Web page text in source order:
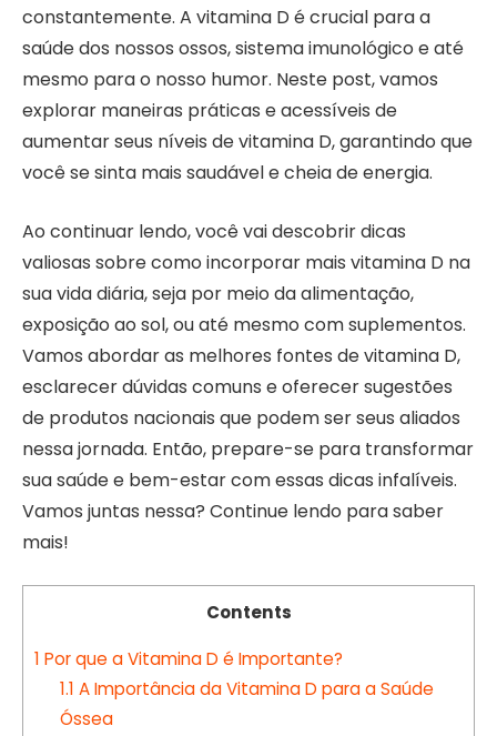
constantemente. A vitamina D é crucial para a
saúde dos nossos ossos, sistema imunológico e até
mesmo para o nosso humor. Neste post, vamos
explorar maneiras práticas e acessíveis de
aumentar seus níveis de vitamina D, garantindo que
você se sinta mais saudável e cheia de energia.
Ao continuar lendo, você vai descobrir dicas
valiosas sobre como incorporar mais vitamina D na
sua vida diária, seja por meio da alimentação,
exposição ao sol, ou até mesmo com suplementos.
Vamos abordar as melhores fontes de vitamina D,
esclarecer dúvidas comuns e oferecer sugestões
de produtos nacionais que podem ser seus aliados
nessa jornada. Então, prepare-se para transformar
sua saúde e bem-estar com essas dicas infalíveis.
Vamos juntas nessa? Continue lendo para saber
mais!
Contents
1 Por que a Vitamina D é Importante?
1.1 A Importância da Vitamina D para a Saúde
Óssea